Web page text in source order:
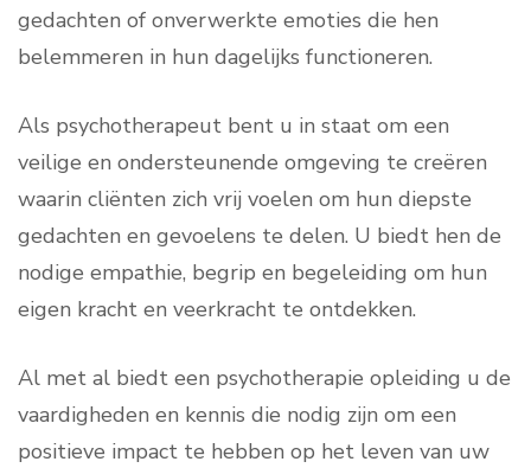
gedachten of onverwerkte emoties die hen
belemmeren in hun dagelijks functioneren.
Als psychotherapeut bent u in staat om een
veilige en ondersteunende omgeving te creëren
waarin cliënten zich vrij voelen om hun diepste
gedachten en gevoelens te delen. U biedt hen de
nodige empathie, begrip en begeleiding om hun
eigen kracht en veerkracht te ontdekken.
Al met al biedt een psychotherapie opleiding u de
vaardigheden en kennis die nodig zijn om een
positieve impact te hebben op het leven van uw